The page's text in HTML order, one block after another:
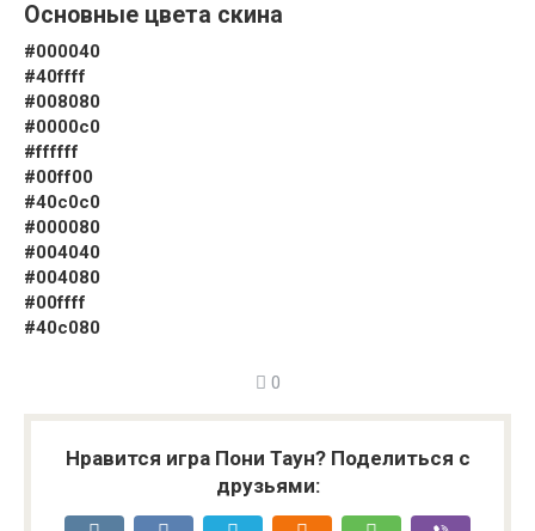
Основные цвета скина
#000040
#40ffff
#008080
#0000c0
#ffffff
#00ff00
#40c0c0
#000080
#004040
#004080
#00ffff
#40c080
0
Нравится игра Пони Таун? Поделиться с
друзьями: